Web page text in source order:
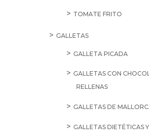
TOMATE FRITO
GALLETAS
GALLETA PICADA
GALLETAS CON
RELLENAS
GALLETAS DE
GALLETAS DIETÉTICAS